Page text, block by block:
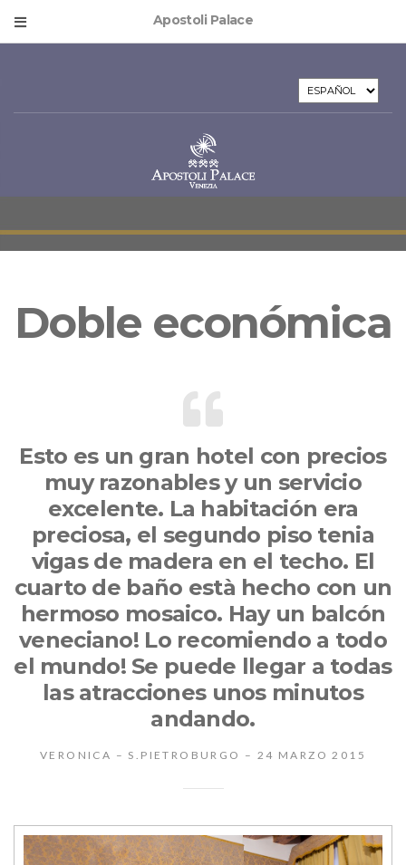
Apostoli Palace
IDIOMA
Doble económica
Esto es un gran hotel con precios
muy razonables y un servicio
excelente. La habitación era
preciosa, el segundo piso tenia
vigas de madera en el techo. El
cuarto de baño està hecho con un
hermoso mosaico. Hay un balcón
veneciano! Lo recomiendo a todo
el mundo! Se puede llegar a todas
las atracciones unos minutos
andando.
VERONICA – S.PIETROBURGO – 24 MARZO 2015